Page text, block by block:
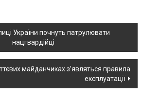
України почнуть патрулювати
нацгвардійці
майданчиках з’являться правила
експлуатації